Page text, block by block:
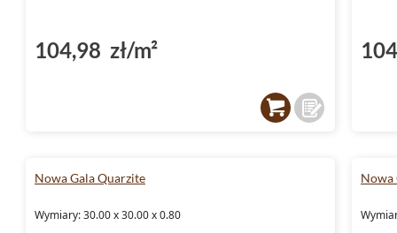
104,98 zł/m²
Nowa Gala Quarzite
Wymiary: 30.00 x 30.00 x 0.80
Nowa